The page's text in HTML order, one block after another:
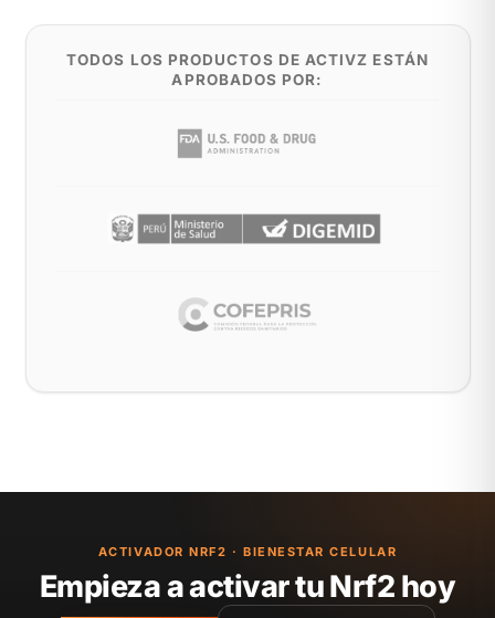
TODOS LOS PRODUCTOS DE ACTIVZ ESTÁN
APROBADOS POR:
ACTIVADOR NRF2 · BIENESTAR CELULAR
Empieza a activar tu Nrf2 hoy